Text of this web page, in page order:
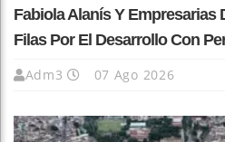
Fabiola Alanís Y Empresarias
Filas Por El Desarrollo Con
Adm3 07 Ago 2026